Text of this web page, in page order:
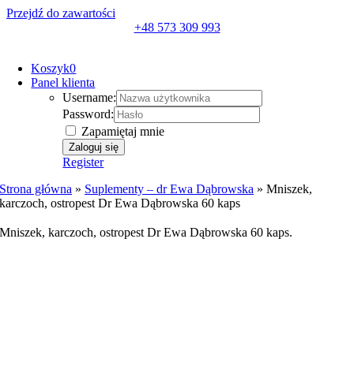
Przejdź do zawartości
+48 573 309 993
Koszyk0
Panel klienta
Username:
Password:
Zapamiętaj mnie
Register
Strona główna » Suplementy – dr Ewa Dąbrowska »Mniszek,
karczoch, ostropest Dr Ewa Dąbrowska 60 kaps
Mniszek, karczoch, ostropest Dr Ewa Dąbrowska 60 kaps.